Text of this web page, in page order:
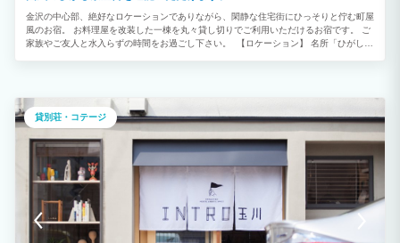
金沢の中心部、絶好なロケーションでありながら、閑静な住宅街にひっそりと佇む町屋
風のお宿。 お料理屋を改装した一棟を丸々貸し切りでご利用いただけるお宿です。 ご
家族やご友人と水入らずの時間をお過ごし下さい。 【ロケーション】 名所「ひがし茶
ぼりで淡く彩る夜のひがし茶屋街は、時代スリップしたかのような幻想を覚えます。お
茶屋から奏でる三味の音色、北陸の自然が生み出す酒と山海の幸、お昼と異なる夜のひ
がし茶屋街を全身でご堪能ください。 【お部屋】 大勢でご一緒に過ごせる30畳を超
えるリビングスペースをご用意。 お酒を楽しむバーカウンターやキッチンに加え、フ
リーWi-Fi、空気清浄機などを完備しています。 お休みの際は広々とした3室の寝室
で、旅の疲れをゆっくりと癒していただけます。 お客様が快適にお過ごし頂けますよ
う、調理家電や食器を始め、乾燥機能付洗濯機など各種設備の充足に力を入れておりま
す。 元小料理屋ならではの設備を活かし、大人数での食事パーティなどもお楽しみ頂
けます。
貸別荘・コテージ